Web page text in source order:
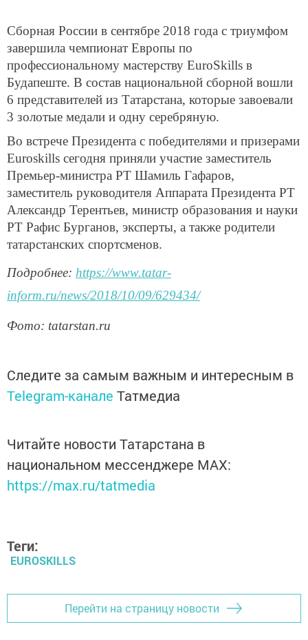
Сборная России в сентябре 2018 года с триумфом
завершила чемпионат Европы по
профессиональному мастерству EuroSkills в
Будапеште. В состав национальной сборной вошли
6 представителей из Татарстана, которые завоевали
3 золотые медали и одну серебряную.
Во встрече Президента с победителями и призерами
Euroskills сегодня приняли участие заместитель
Премьер-министра РТ Шамиль Гафаров,
заместитель руководителя Аппарата Президента РТ
Александр Терентьев, министр образования и науки
РТ Рафис Бурганов, эксперты, а также родители
татарстанских спортсменов.
Подробнее: https://www.tatar-
inform.ru/news/2018/10/09/629434/
Фото: tatarstan.ru
Следите за самым важным и интересным в
Telegram-канале Татмедиа
Читайте новости Татарстана в
национальном мессенджере MАХ:
https://max.ru/tatmedia
Теги:
EUROSKILLS
Перейти на страницу новости